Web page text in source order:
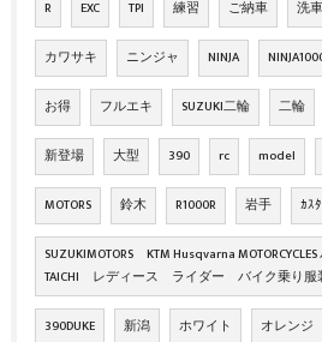
R EXC TPI 練習 ご納車 洗車
カワサキ ニンジャ NINJA
お得 フルエキ SUZUKI二輪 二輪
新登場 大型 390 rc model
MOTORS 鈴木 R1000R 岩手 ｶｽ
SUZUKIMOTORS KTM Husqvarna
TAICHI レディース ライダー バイク乗り
390DUKE 新潟 ホワイト オレンジ